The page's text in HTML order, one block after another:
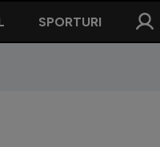
SPORTURI
de 200 metri liber de